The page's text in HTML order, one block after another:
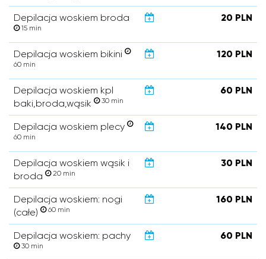
Depilacja woskiem broda
15 min
20 PLN
Depilacja woskiem bikini
60 min
120 PLN
Depilacja woskiem kpl
baki,broda,wąsik
30 min
60 PLN
Depilacja woskiem plecy
60 min
140 PLN
Depilacja woskiem wąsik i
broda
20 min
30 PLN
Depilacja woskiem: nogi
(całe)
60 min
160 PLN
Depilacja woskiem: pachy
30 min
60 PLN